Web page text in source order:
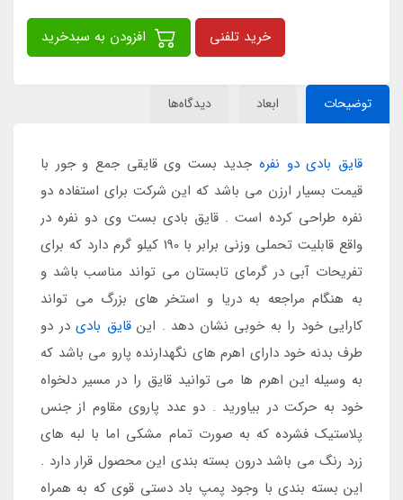
خرید تلفنی
توضیحات ابعاد دیدگاه‌ها
قایق بادی دو نفرهجدید بست وی قایقی جمع و جور با
قیمت بسیار ارزن می باشد که این شرکت برای استفاده دو
نفره طراحی کرده است . قایق بادی بست وی دو نفره در
واقع قابلیت تحملی وزنی برابر با 190 کیلو گرم دارد که برای
تفریحات آبی در گرمای تابستان می تواند مناسب باشد و
به هنگام مراجعه به دریا و استخر های بزرگ می تواند
کارایی خود را به خوبی نشان دهد . اینقایق بادی در دو
طرف بدنه خود دارای اهرم های نگهدارنده پارو می باشد که
به وسیله این اهرم ها می توانید قایق را در مسیر دلخواه
خود به حرکت در بیاورید . دو عدد پاروی مقاوم از جنس
پلاستیک فشرده که به صورت تمام مشکی اما با لبه های
زرد رنگ می باشد درون بسته بندی این محصول قرار دارد .
این بسته بندی با وجود پمپ باد دستی قوی که به همراه